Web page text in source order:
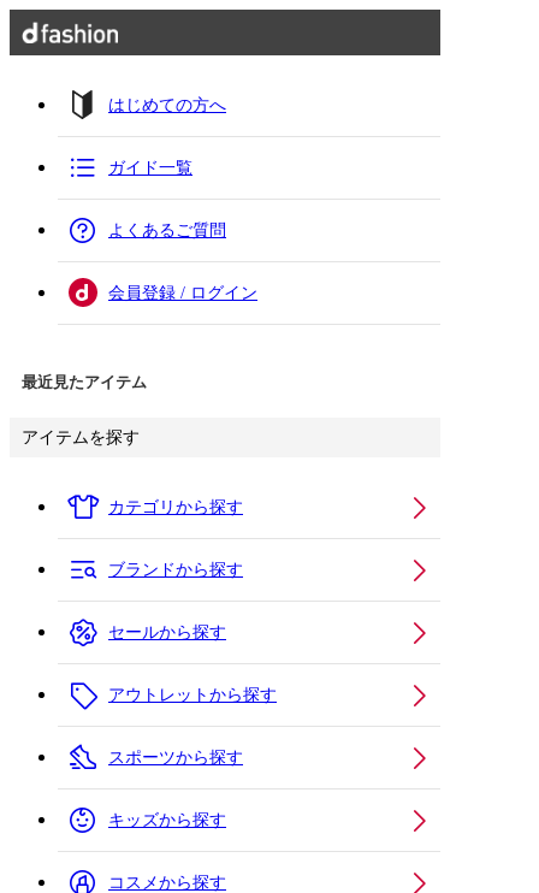
はじめての方へ
ガイド一覧
よくあるご質問
会員登録 / ログイン
最近見たアイテム
アイテムを探す
カテゴリから探す
ブランドから探す
セールから探す
アウトレットから探す
スポーツから探す
キッズから探す
コスメから探す